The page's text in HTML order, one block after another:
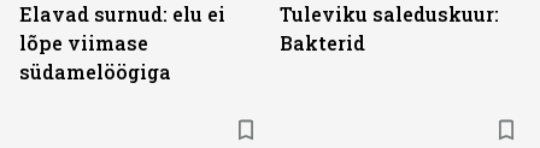
Elavad surnud: elu ei
lõpe viimase
südamelöögiga
Tuleviku saleduskuur:
Bakterid